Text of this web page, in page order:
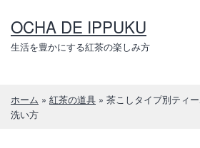
OCHA DE IPPUKU
生活を豊かにする紅茶の楽しみ方
ホーム » 紅茶の道具 » 茶こしタイプ別ティ
洗い方